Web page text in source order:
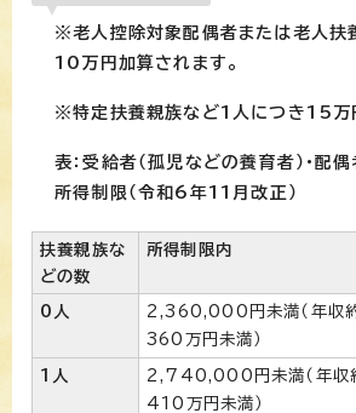
※老人控除対象配偶者または老人扶
10万円加算されます。
※特定扶養親族など1人につき15万
表：受給者（孤児などの養育者）・配
所得制限（令和6年11月改正）
扶養親族な
どの数
所得制限内
0人
2,360,000円未満（年収
360万円未満）
1人
2,740,000円未満（年収
410万円未満）